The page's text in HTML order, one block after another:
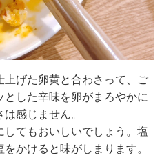
げた卵黄と合わさって、ご
した辛味を卵がまろやかに
感じません。
てもおいしいでしょう。塩
かけると味がしまります。